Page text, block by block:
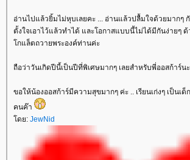
อ่านไปแล้วยิ้มไม่หุบเลยคะ ... อ่านแล้วปลื้มใจด้วยมากๆ กั
ตั้งใจเอาไว้แล้วทำได้ และโอกาสแบบนี้ไม่ได้มีกันง่ายๆ
โกแล็ตถวายพระองค์ท่านค่ะ
ถือว่าวันเกิดปีนี้เป็นปีที่พิเศษมากๆ เลยสำหรับพี่ออสก้าร์น
ขอให้น้องออสก้าร์มีความสุขมากๆ ค่ะ .. เรียนเก่งๆ เป็นเ
คนค๊า
โดย: JewNid